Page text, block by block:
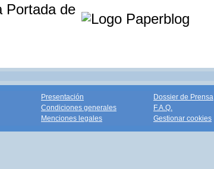
Portada de
Presentación
Condiciones generales
Menciones legales
Dossier de Prensa
F.A.Q.
Gestionar cookies